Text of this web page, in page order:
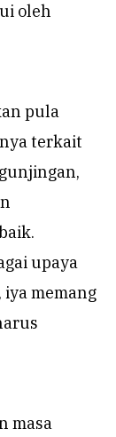
oleh
pula
terkait
upaya
memang
masa